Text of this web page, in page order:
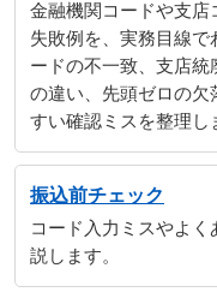
金融機関コードや支店
失敗例を、実務目線で
ードの不一致、支店
の違い、先頭ゼロの欠
すい確認ミスを整理し
振込前チェック
コード入力ミスやよ
説します。